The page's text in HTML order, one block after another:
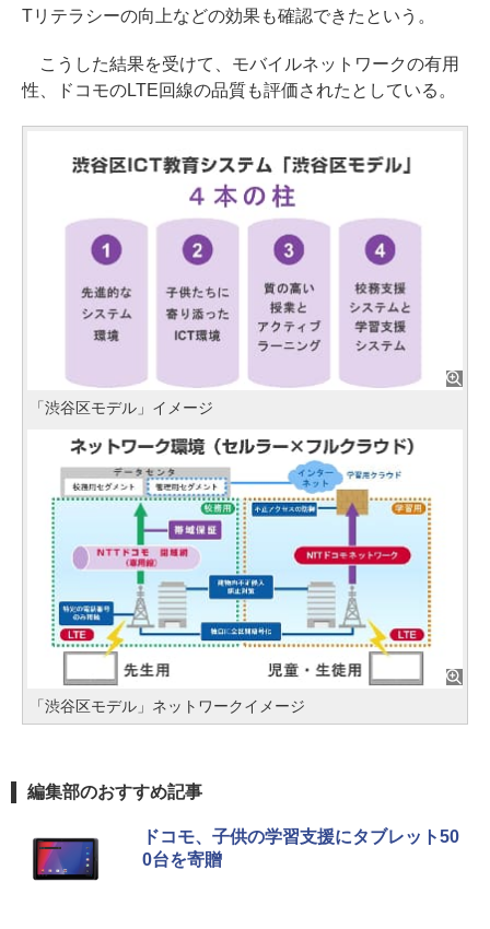
Tリテラシーの向上などの効果も確認できたという。
こうした結果を受けて、モバイルネットワークの有用
性、ドコモのLTE回線の品質も評価されたとしている。
「渋谷区モデル」イメージ
「渋谷区モデル」ネットワークイメージ
編集部のおすすめ記事
ドコモ、子供の学習支援にタブレット50
0台を寄贈